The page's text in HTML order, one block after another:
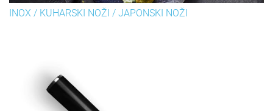
INOX / KUHARSKI NOŽI /JAPONSKI NOŽI